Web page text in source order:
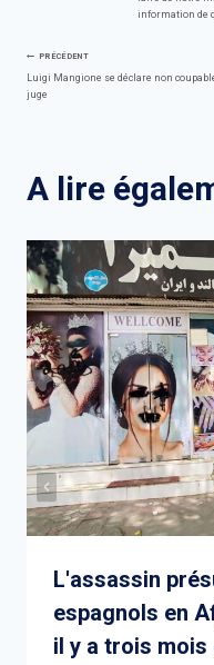
information de
Navigation
PRÉCÉDENT
Luigi Mangione se déclare non
juge
A lire
L'assassin
espagnols en
il y a trois